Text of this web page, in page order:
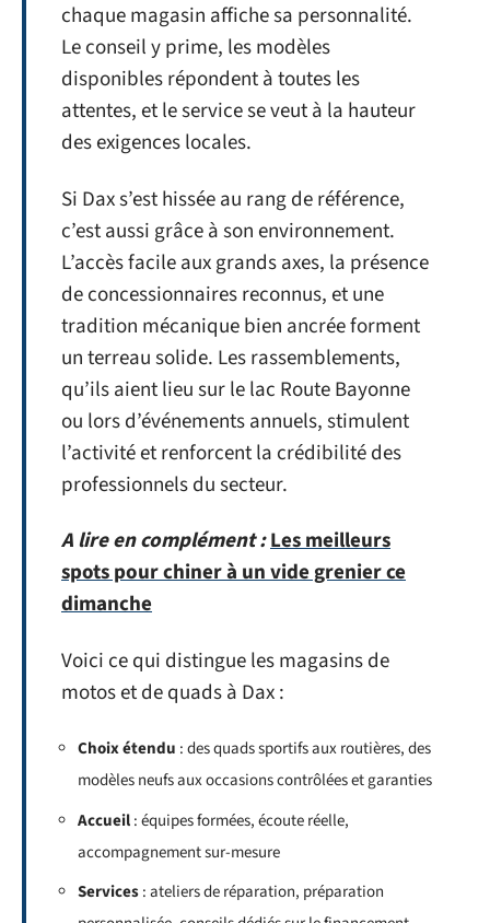
chaque magasin affiche sa personnalité.
Le conseil y prime, les modèles
disponibles répondent à toutes les
attentes, et le service se veut à la hauteur
des exigences locales.
Si Dax s’est hissée au rang de référence,
c’est aussi grâce à son environnement.
L’accès facile aux grands axes, la présence
de concessionnaires reconnus, et une
tradition mécanique bien ancrée forment
un terreau solide. Les rassemblements,
qu’ils aient lieu sur le lac Route Bayonne
ou lors d’événements annuels, stimulent
l’activité et renforcent la crédibilité des
professionnels du secteur.
A lire en complément :Les meilleurs
spots pour chiner à un vide grenier ce
dimanche
Voici ce qui distingue les magasins de
motos et de quads à Dax :
Choix étendu : des quads sportifs aux routières, des
modèles neufs aux occasions contrôlées et garanties
Accueil: équipes formées, écoute réelle,
accompagnement sur-mesure
Services: ateliers de réparation, préparation